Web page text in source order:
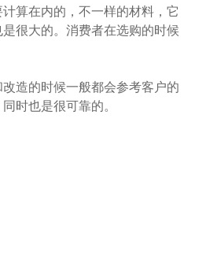
算在内的，不一样的材料，它
很大的。消费者在选购的时候
造的时候一般都会参考客户的
时也是很可靠的。